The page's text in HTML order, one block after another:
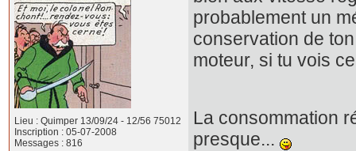
Lieu : Quimper 13/09/24 - 12/56 75012
Inscription : 05-07-2008
Messages : 816
probablement un
conservation de
moteur, si tu vois
La consommation
presque...